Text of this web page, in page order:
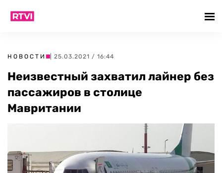
НОВОСТИ | 25.03.2021 / 16:44
Неизвестный захватил лайнер без
пассажиров в столице
Мавритании